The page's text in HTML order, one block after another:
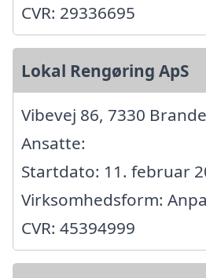
CVR: 29336695
Lokal Rengøring ApS
Vibevej 86, 7330 Brande
Ansatte:
Startdato: 11. februar
Virksomhedsform:
CVR: 45394999